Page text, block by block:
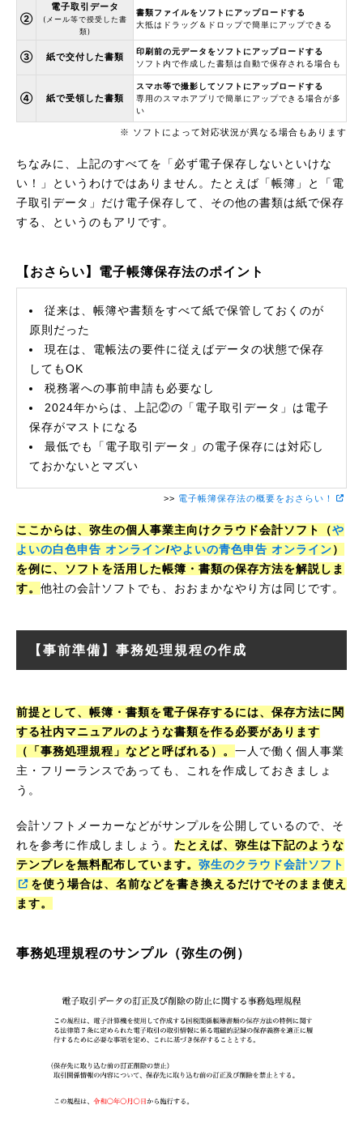
②
電子取引データ
(メール等で授受した書
類)
書類ファイルをソフトにアップロードする
大抵はドラッグ＆ドロップで簡単にアップできる
③ 紙で交付した書類
印刷前の元データをソフトにアップロードする
ソフト内で作成した書類は自動で保存される場合も
④ 紙で受領した書類
スマホ等で撮影してソフトにアップロードする
専用のスマホアプリで簡単にアップできる場合が多
い
※ ソフトによって対応状況が異なる場合もあります
ちなみに、上記のすべてを「必ず電子保存しないといけな
い！」というわけではありません。たとえば「帳簿」と「電
子取引データ」だけ電子保存して、その他の書類は紙で保存
する、というのもアリです。
【おさらい】電子帳簿保存法のポイント
従来は、帳簿や書類をすべて紙で保管しておくのが
原則だった
現在は、電帳法の要件に従えばデータの状態で保存
してもOK
税務署への事前申請も必要なし
2024年からは、上記②の「電子取引データ」は電子
保存がマストになる
最低でも「電子取引データ」の電子保存には対応し
ておかないとマズい
>> 電子帳簿保存法の概要をおさらい！
ここからは、弥生の個人事業主向けクラウド会計ソフト（や
よいの白色申告 オンライン/やよいの青色申告 オンライン）
を例に、ソフトを活用した帳簿・書類の保存方法を解説しま
す。 他社の会計ソフトでも、おおまかなやり方は同じです。
【事前準備】事務処理規程の作成
前提として、帳簿・書類を電子保存するには、保存方法に関
する社内マニュアルのような書類を作る必要があります
（「事務処理規程」などと呼ばれる）。 一人で働く個人事業
主・フリーランスであっても、これを作成しておきましょ
う。
会計ソフトメーカーなどがサンプルを公開しているので、そ
れを参考に作成しましょう。 たとえば、弥生は下記のような
テンプレを無料配布しています。 弥生のクラウド会計ソフト
を使う場合は、名前などを書き換えるだけでそのまま使え
ます。
事務処理規程のサンプル（弥生の例）